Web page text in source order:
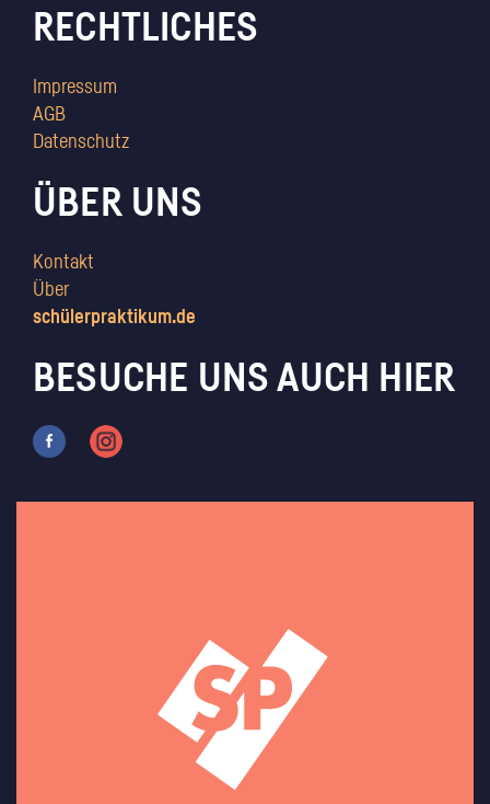
RECHTLICHES
Impressum
AGB
Datenschutz
ÜBER UNS
Kontakt
Über
schülerpraktikum.de
BESUCHE UNS AUCH HIER